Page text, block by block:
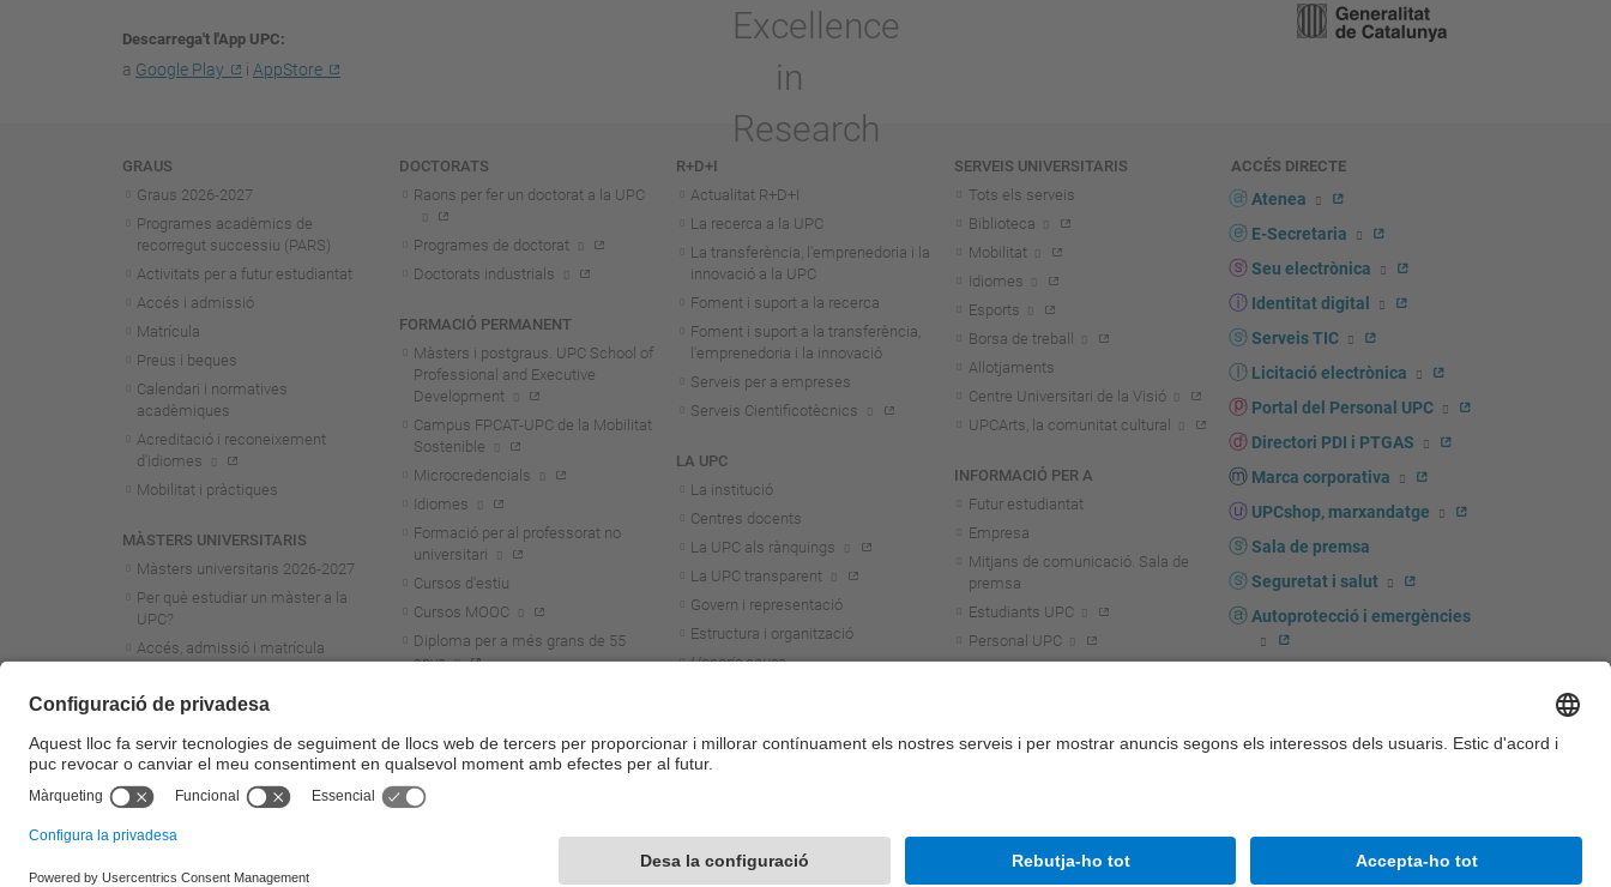
Descarrega't l'App UPC
a Google Play i AppStore
Navegació
GRAUS
Graus 2026-2027
Programes acadèmics de
recorregut successiu (PARS)
Activitats per a futur estudiantat
Accés i admissió
Matrícula
Preus i beques
Calendari i normatives
acadèmiques
Acreditació i reconeixement
d'idiomes
Mobilitat i pràctiques
MÀSTERS UNIVERSITARIS
Màsters universitaris 2026-2027
Per què estudiar un màster a la
UPC?
Accés, admissió i matrícula
Calendari i normatives
Acreditació i reconeixement
Mobilitat i pràctiques
DOCTORATS
Raons per fer un doctorat a la UPC
Programes de doctorat
Doctorats industrials
FORMACIÓ PERMANENT
Màsters i postgraus. UPC School of
Professional and Executive
Development
Campus FPCAT-UPC de la Mobilitat
Sostenible
Microcredencials
Idiomes
Formació per al professorat no
universitari
Cursos d'estiu
Cursos MOOC
Diploma per a més grans de 55
anys
R+D+I
Actualitat R+D+I
La recerca a la UPC
La transferència, l'emprenedoria i la
innovació a la UPC
Foment i suport a la recerca
Foment i suport a la transferència,
l'emprenedoria i la innovació
Serveis per a empreses
Serveis Cientificotècnics
LA UPC
La institució
Centres docents
La UPC als rànquings
La UPC transparent
Govern i representació
Estructura i organització
Honoris causa
SERVEIS UNIVERSITARIS
Tots els serveis
Biblioteca
Mobilitat
Idiomes
Esports
Borsa de treball
Allotjaments
Centre Universitari de la Visió
UPCArts, la comunitat cultural
INFORMACIÓ PER A
Futur estudiantat
Empresa
Mitjans de comunicació. Sala de
premsa
Estudiants UPC
Personal UPC
ACCÉS DIRECTE
Atenea
E-Secretaria
Seu electrònica
Identitat digital
Serveis TIC
Licitació electrònica
Portal del Personal UPC
Directori PDI i PTGAS
Marca corporativa
UPCshop, marxandatge
Sala de premsa
Seguretat i salut
Autoprotecció i emergències
© UPC Universitat Politècnica de Catalunya - BarcelonaTech Contacte Mapa del web Accessibilitat Avís legal Configuració de privadesa